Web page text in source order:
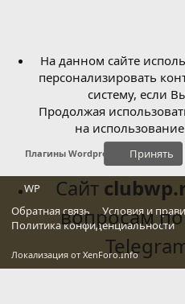
Плагины Wordpress
WP
Обратная связь
Условия и
Политика конфиденциальности
Локализация от XenForo.Info
На данном сайте
персонализировать
систему, если
Продолжая
на
Принять
Сайт
вопросам